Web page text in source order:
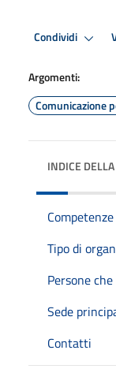
Condividi
Argomenti:
Comunicazione
INDICE
Competenze
Tipo di
Persone
Sede
Contatti